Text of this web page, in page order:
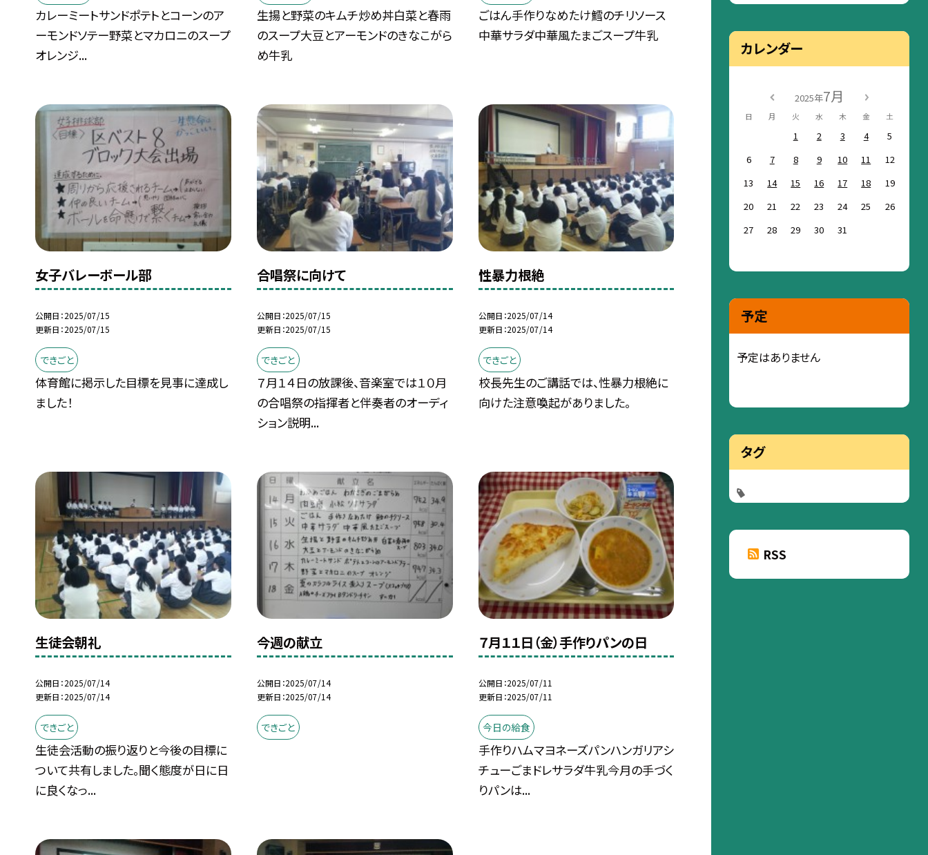
カレーミートサンドポテトとコーンのア
ーモンドソテー野菜とマカロニのスープ
オレンジ...
生揚と野菜のキムチ炒め丼白菜と春雨
のスープ大豆とアーモンドのきなこがら
め牛乳
ごはん手作りなめたけ鱈のチリソース
中華サラダ中華風たまごスープ牛乳
女子バレーボール部
公開日 2025/07/15
更新日 2025/07/15
できごと
体育館に掲示した目標を見事に達成し
ました！
合唱祭に向けて
公開日 2025/07/15
更新日 2025/07/15
できごと
７月１４日の放課後、音楽室では１０月
の合唱祭の指揮者と伴奏者のオーディ
ション説明...
性暴力根絶
公開日 2025/07/14
更新日 2025/07/14
できごと
校長先生のご講話では、性暴力根絶に
向けた注意喚起がありました。
生徒会朝礼
公開日 2025/07/14
更新日 2025/07/14
できごと
生徒会活動の振り返りと今後の目標に
ついて共有しました。聞く態度が日に日
に良くなっ...
今週の献立
公開日 2025/07/14
更新日 2025/07/14
できごと
７月１１日（金）手作りパンの日
公開日 2025/07/11
更新日 2025/07/11
今日の給食
手作りハムマヨネーズパンハンガリアシ
チューごまドレサラダ牛乳今月の手づく
りパンは...
カレンダー
2025年7月
日 月 火 水 木 金 土
1 2 3 4
5
6
7 8 9 10 11
12
13
14 15 16 17 18
19
20
21 22 23 24 25
26
27
28 29 30 31
予定
予定はありません
タグ
RSS